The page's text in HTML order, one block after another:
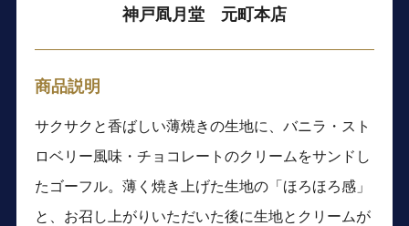
神戸凮月堂 元町本店
商品説明
サクサクと香ばしい薄焼きの生地に、バニラ・スト
ロベリー風味・チョコレートのクリームをサンドし
たゴーフル。薄く焼き上げた生地の「ほろほろ感」
と、お召し上がりいただいた後に生地とクリームが